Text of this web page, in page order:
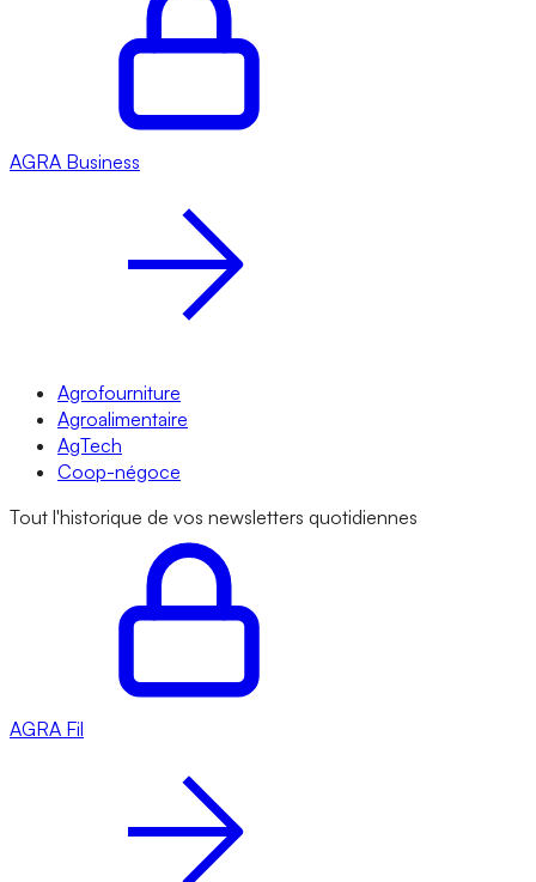
AGRA Business
Agrofourniture
Agroalimentaire
AgTech
Coop-négoce
Tout l'historique de vos newsletters quotidiennes
AGRA Fil